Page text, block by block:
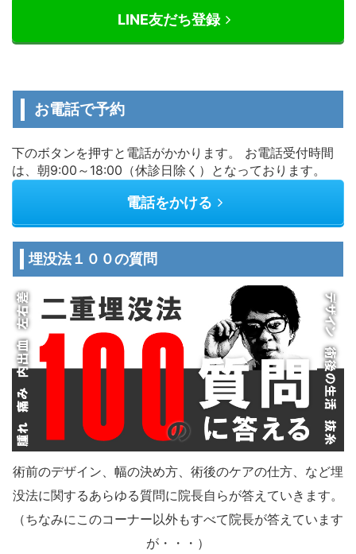
LINE友だち登録
お電話で予約
下のボタンを押すと電話がかかります。 お電話受付時間
は、朝9:00～18:00（休診日除く）となっております。
電話をかける
埋没法１００の質問
術前のデザイン、幅の決め方、術後のケアの仕方、など埋
没法に関するあらゆる質問に院長自らが答えていきます。
（ちなみにこのコーナー以外もすべて院長が答えています
が・・・）